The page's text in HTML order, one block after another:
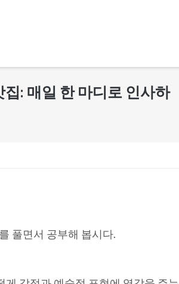
: 매일 한 마디로 인사하
풀면서 공부해 봅시다.